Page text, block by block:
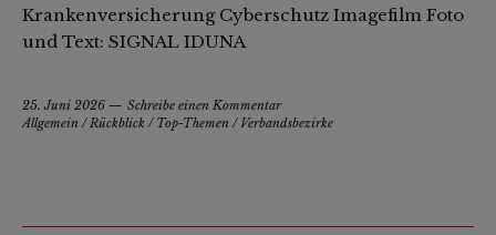
Krankenversicherung Cyberschutz Imagefilm Foto
und Text: SIGNAL IDUNA
25. Juni 2026
Schreibe einen Kommentar
Allgemein / Rückblick / Top-Themen / Verbandsbezirke